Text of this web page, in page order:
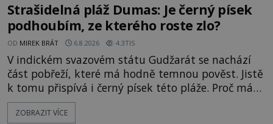
Strašidelná pláž Dumas: Je černý písek
podhoubím, ze kterého roste zlo?
OD MIREK BRÁT 6.8.2026 4.3TIS
V indickém svazovém státu Gudžarát se nachází
část pobřeží, které má hodně temnou pověst. Jistě
k tomu přispívá i černý písek této pláže. Proč má
pláž takové netypické zbarvení? Nakolik jsou
pravdivé historky, že zde došlo k nevysvětlitelným
ZOBRAZIT VÍCE